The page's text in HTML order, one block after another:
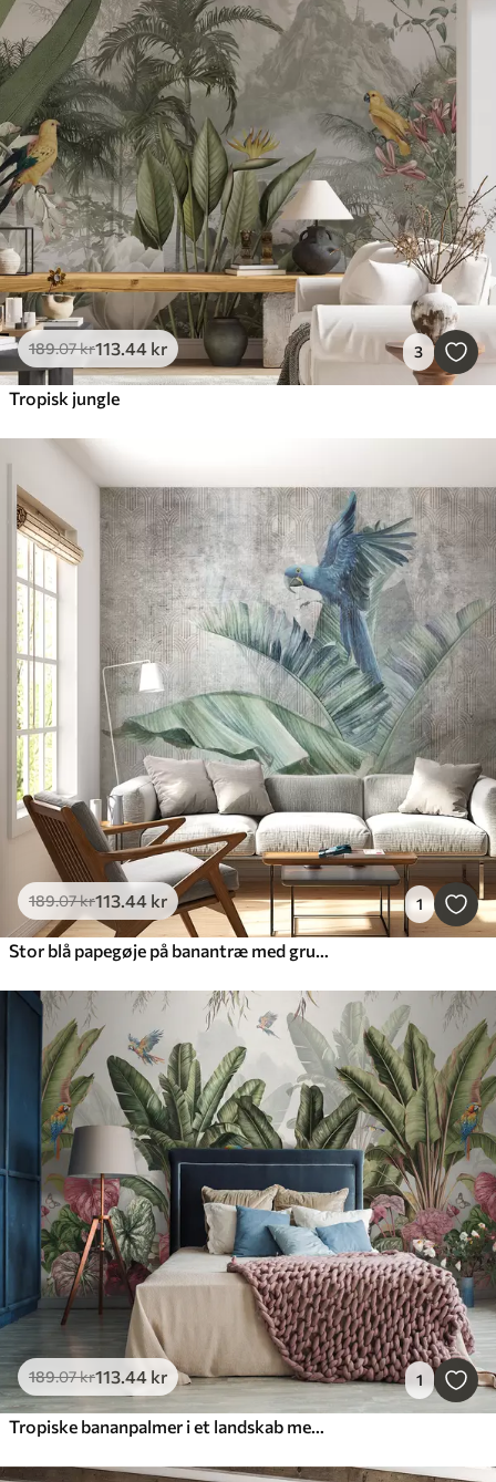
189.07kr113.44 kr 3
Tropisk jungle
189.07kr113.44 kr 1
Stor blå papegøje på banantræ med grunge betontekstur
189.07kr113 .44 kr 1